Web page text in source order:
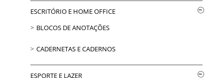
ESCRITÓRIO E HOME OFFICE
BLOCOS DE ANOTAÇÕES
CADERNETAS E CADERNOS
ESPORTE E LAZER